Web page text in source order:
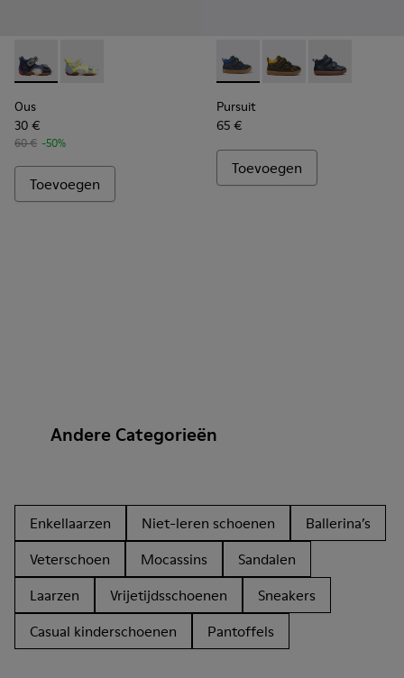
Ous - K800275-001 - Blue
Ous - K800275-004
Ous
30 €
60 € -50%
Toevoegen
Pursuit - K900236-006 -
Pursuit - K900236-
Pursuit -
Pursuit
65 €
Toevoegen
Andere Categorieën
Enkellaarzen Niet-leren schoenen
Ballerina’s
Veterschoen
Mocassins
Sandalen
Laarzen
Vrijetijdsschoenen
Sneakers
Casual kinderschoenen
Pantoffels